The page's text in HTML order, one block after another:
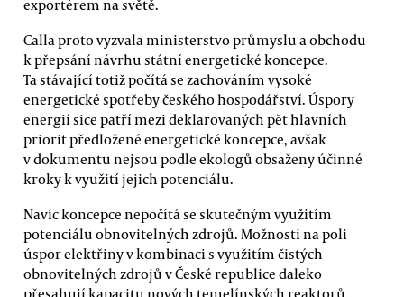
exportérem na světě.
Calla proto vyzvala ministerstvo průmyslu a obchodu
k přepsání návrhu státní energetické koncepce.
Ta stávající totiž počítá se zachováním vysoké
energetické spotřeby českého hospodářství. Úspory
energií sice patří mezi deklarovaných pět hlavních
priorit předložené energetické koncepce, avšak
v dokumentu nejsou podle ekologů obsaženy účinné
kroky k využití jejich potenciálu.
Navíc koncepce nepočítá se skutečným využitím
potenciálu obnovitelných zdrojů. Možnosti na poli
úspor elektřiny v kombinaci s využitím čistých
obnovitelných zdrojů v České republice daleko